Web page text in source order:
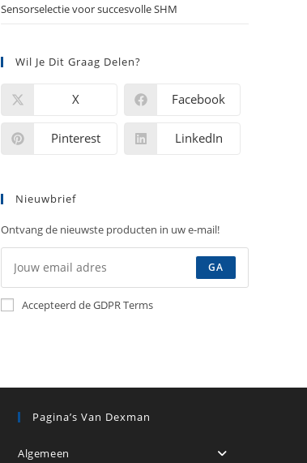
Sensorselectie voor succesvolle SHM
Wil Je Dit Graag Delen?
X Facebook
Pinterest LinkedIn
Nieuwbrief
Ontvang de nieuwste producten in uw e-mail!
GA
Accepteerd de GDPR Terms
Pagina’s Van Dexman
Algemeen